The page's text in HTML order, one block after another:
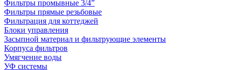
Фильтры промывные 3/4”
Фильтры прямые резьбовые
Фильтрация для коттеджей
Блоки управления
Засыпной материал и фильтрующие элементы
Корпуса фильтров
Умягчение воды
УФ системы